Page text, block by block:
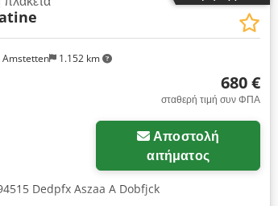
Ζητήστε περισσότερες
1.152 km
680 €
σταθερή τιμή συν ΦΠΑ
Αποστολή
αιτήματος
Dedpfx Aszaa A Dobfjck